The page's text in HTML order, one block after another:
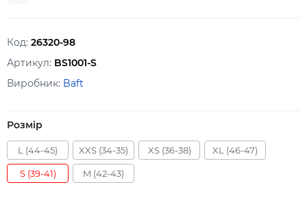
Код: 26320-98
Артикул: BS1001-S
Виробник: Baft
Розмір
L (44-45) XXS (34-35) XS (36-38) XL (46-47)
S (39-41) M (42-43)